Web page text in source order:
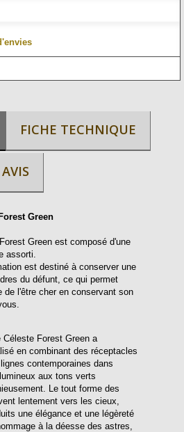
FICHE TECHNIQUE
AVIS
Green
Green est composé d'une
assorti.
est destiné à conserver une
du défunt, ce qui permet
de l'être cher en conservant son
Céleste Forest Green a
en combinant des réceptacles
contemporaines dans
aux tons verts
Le tout forme des
lentement vers les cieux,
une élégance et une légèreté
à la déesse des astres,